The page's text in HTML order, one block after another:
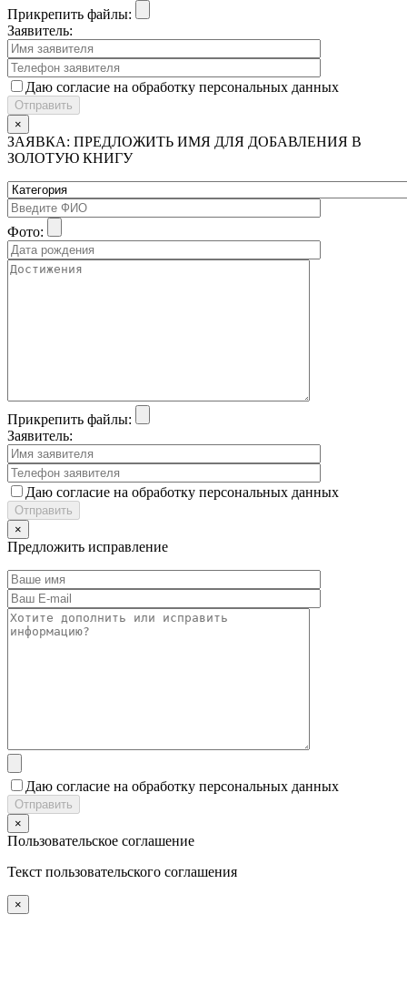
Прикрепить файлы:
Заявитель:
Даю согласие на обработку персональных данных
×
ЗАЯВКА: ПРЕДЛОЖИТЬ ИМЯ ДЛЯ ДОБАВЛЕНИЯ В
ЗОЛОТУЮ КНИГУ
Фото:
Прикрепить файлы:
Заявитель:
Даю согласие на обработку персональных данных
×
Предложить исправление
Даю согласие на обработку персональных данных
×
Пользовательское соглашение
Текст пользовательского соглашения
×